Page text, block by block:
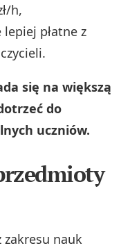
h,
lepiej płatne z
się na większą
do
uczniów.
nauk